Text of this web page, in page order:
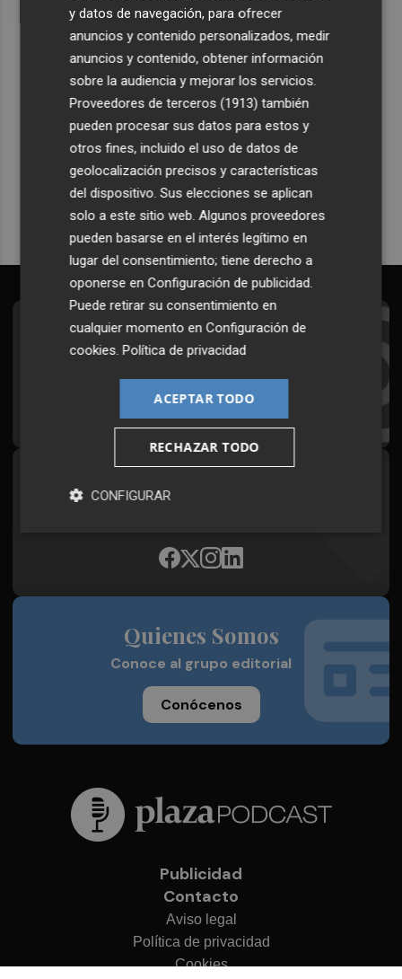
Recibe toda la actualidad de
Plaza Podcast en tu correo
Quiero suscribirme
Suscríbete al Boletín
¡Quiero suscribirme!
Síguenos en redes
Quienes Somos
Conoce al grupo editorial
Conócenos
Publicidad
Contacto
Aviso legal
Política de privacidad
Cookies
y datos de navegación, para ofrecer
anuncios y contenido personalizados, medir
anuncios y contenido, obtener información
sobre la audiencia y mejorar los servicios.
Proveedores de terceros (1913) también
pueden procesar sus datos para estos y
otros fines, incluido el uso de datos de
geolocalización precisos y características
del dispositivo. Sus elecciones se aplican
solo a este sitio web. Algunos proveedores
pueden basarse en el interés legítimo en
lugar del consentimiento; tiene derecho a
oponerse enConfiguración de publicidad.
Puede retirar su consentimiento en
cualquier momento enConfiguración de
cookies.Política de privacidad
ACEPTAR TODO
RECHAZAR TODO
CONFIGURAR